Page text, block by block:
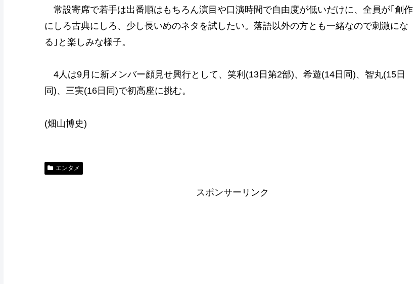
常設寄席で若手は出番順はもちろん演目や口演時間で自由度が低いだけに、全員が｢創作
にしろ古典にしろ、少し長いめのネタを試したい。落語以外の方とも一緒なので刺激にな
る｣と楽しみな様子。
4人は9月に新メンバー顔見せ興行として、笑利(13日第2部)、希遊(14日同)、智丸(15日
同)、三実(16日同)で初高座に挑む。
(畑山博史)
エンタメ
スポンサーリンク